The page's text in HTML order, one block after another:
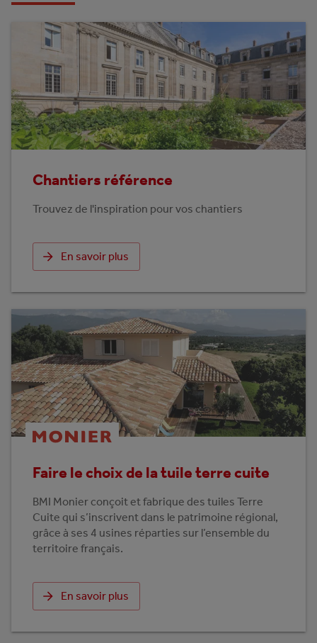
Chantiers référence
Trouvez de l'inspiration pour vos chantiers
En savoir plus
Faire le choix de la tuile terre cuite
BMI Monier conçoit et fabrique des tuiles Terre
Cuite qui s’inscrivent dans le patrimoine régional,
grâce à ses 4 usines réparties sur l’ensemble du
territoire français.
En savoir plus